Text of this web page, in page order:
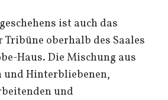
ist auch das
oberhalb des Saales
Haus. Die Mischung aus
und Hinterbliebenen,
und